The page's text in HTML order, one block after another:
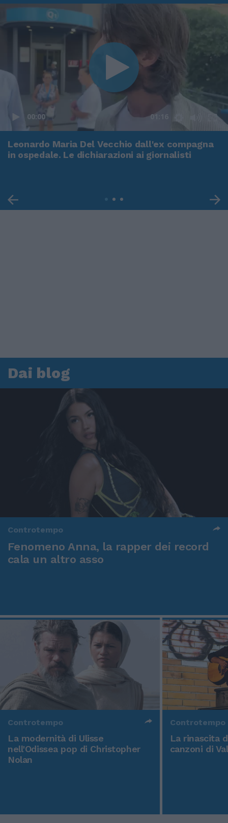
00:00 01:16
Leonardo Maria Del Vecchio dall'ex compagna
in ospedale. Le dichiarazioni ai giornalisti
Dai blog
Controtempo
Fenomeno Anna, la rapper dei record
cala un altro asso
Controtempo
La modernità di Ulisse
nell'Odissea pop di Christopher
Nolan
Controtempo
La rinascita
canzoni di